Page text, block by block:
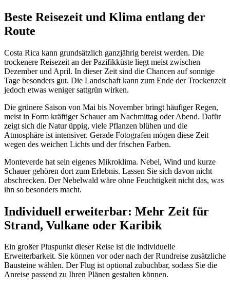
Beste Reisezeit und Klima entlang der
Route
Costa Rica kann grundsätzlich ganzjährig bereist werden. Die
trockenere Reisezeit an der Pazifikküste liegt meist zwischen
Dezember und April. In dieser Zeit sind die Chancen auf sonnige
Tage besonders gut. Die Landschaft kann zum Ende der Trockenzeit
jedoch etwas weniger sattgrün wirken.
Die grünere Saison von Mai bis November bringt häufiger Regen,
meist in Form kräftiger Schauer am Nachmittag oder Abend. Dafür
zeigt sich die Natur üppig, viele Pflanzen blühen und die
Atmosphäre ist intensiver. Gerade Fotografen mögen diese Zeit
wegen des weichen Lichts und der frischen Farben.
Monteverde hat sein eigenes Mikroklima. Nebel, Wind und kurze
Schauer gehören dort zum Erlebnis. Lassen Sie sich davon nicht
abschrecken. Der Nebelwald wäre ohne Feuchtigkeit nicht das, was
ihn so besonders macht.
Individuell erweiterbar: Mehr Zeit für
Strand, Vulkane oder Karibik
Ein großer Pluspunkt dieser Reise ist die individuelle
Erweiterbarkeit. Sie können vor oder nach der Rundreise zusätzliche
Bausteine wählen. Der Flug ist optional zubuchbar, sodass Sie die
Anreise passend zu Ihren Plänen gestalten können.